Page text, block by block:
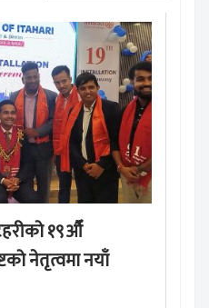
१९औँ
नेतृत्वमा नयाँ